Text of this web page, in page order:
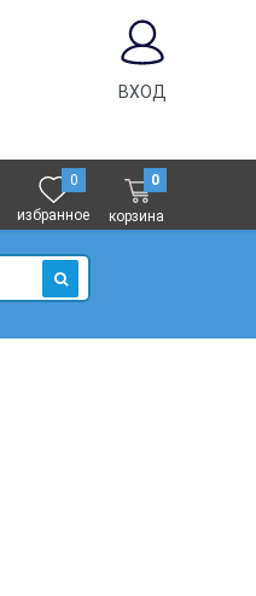
ВХОД
0
избранное
0
корзина
ИСКАТЬ